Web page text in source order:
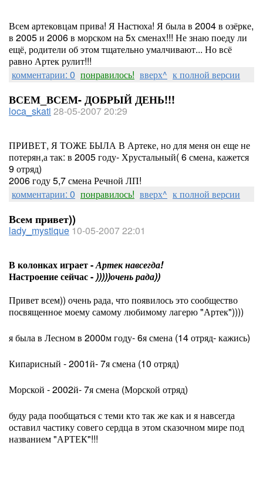
Всем артековцам прива! Я Настюха! Я была в 2004 в озёрке,
в 2005 и 2006 в морском на 5х сменах!!! Не знаю поеду ли
ещё, родители об этом тщательно умалчивают... Но всё
равно Артек рулит!!!
комментарии: 0 понравилось! вверх^ к полной версии
ВСЕМ_ВСЕМ- ДОБРЫЙ ДЕНЬ!!!
loca_skati 28-05-2007 20:29
ПРИВЕТ, Я ТОЖЕ БЫЛА В Артеке, но для меня он еще не
потерян,а так: в 2005 году- Хрустальный( 6 смена, кажется
9 отряд)
2006 году 5,7 смена Речной ЛП!
комментарии: 0 понравилось! вверх^ к полной версии
Всем привет))
lady_mystique 10-05-2007 22:01
В колонках играет -Артек навсегда!
Настроение сейчас - )))))очень рада))
Привет всем)) очень рада, что появилось это сообщество
посвященное моему самому любимому лагерю "Артек"))))
я была в Лесном в 2000м году- 6я смена (14 отряд- кажись)
Кипарисный - 2001й- 7я смена (10 отряд)
Морской - 2002й- 7я смена (Морской отряд)
буду рада пообщаться с теми кто так же как и я навсегда
оставил частику совего сердца в этом сказочном мире под
названием "АРТЕК"!!!